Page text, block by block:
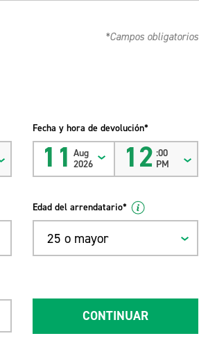
*Campos obligatorios
Fecha y hora de devolución*
11 Aug
2026
12 :00
PM
Edad del arrendatario*
25 o mayor
CONTINUAR